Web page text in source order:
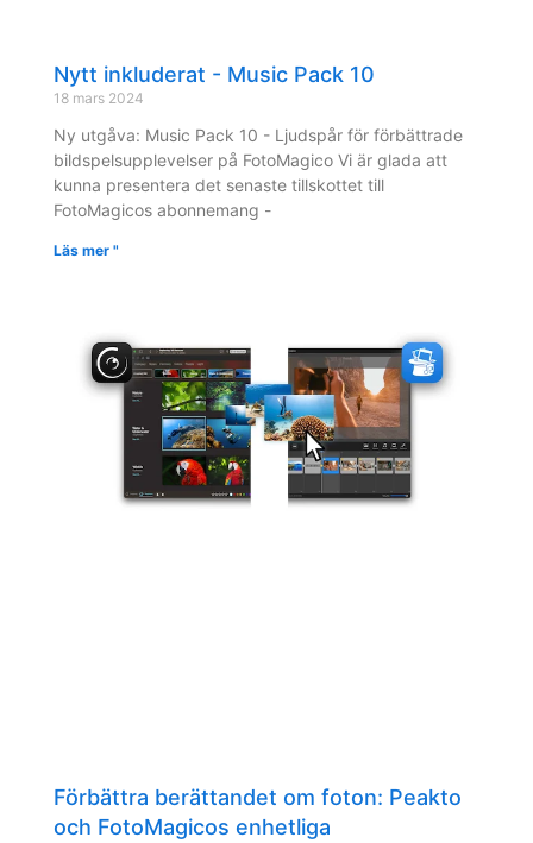
Nytt inkluderat - Music Pack 10
18 mars 2024
Ny utgåva: Music Pack 10 - Ljudspår för förbättrade
bildspelsupplevelser på FotoMagico Vi är glada att
kunna presentera det senaste tillskottet till
FotoMagicos abonnemang -
Läs mer "
Förbättra berättandet om foton: Peakto
och FotoMagicos enhetliga